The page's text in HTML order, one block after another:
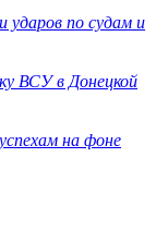
по судам и
ВСУ в Донецкой
на фоне